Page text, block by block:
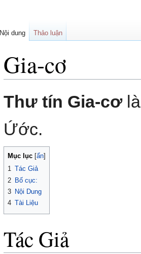
Gia-cơ
Buớc
hướng
Bước
kiếm
Thư tín Gia-cơlà
Ứớc.
Mục lục
1 Tác Giả
2 Bố cục:
3 Nội Dung
4 Tài Liệu
Tác Giả
Nội dung Thảo luận